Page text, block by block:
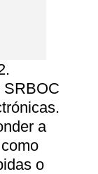
SRBOC
a
o